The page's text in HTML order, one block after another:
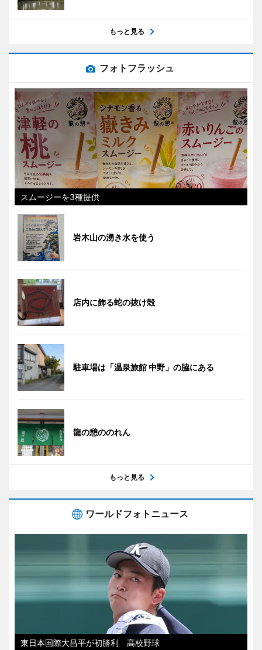
もっと見る
フォトフラッシュ
スムージーを3種提供
岩木山の湧き水を使う
店内に飾る蛇の抜け殻
駐車場は「温泉旅館 中野」の脇にある
龍の憩ののれん
もっと見る
ワールドフォトニュース
東日本国際大昌平が初勝利 高校野球